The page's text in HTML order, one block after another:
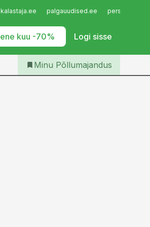
kalastaja.ee palgauudised.ee
kuu -70% Logi sisse
Iseteenindus
Telli Põllumajandus
Minu Põllumajandus